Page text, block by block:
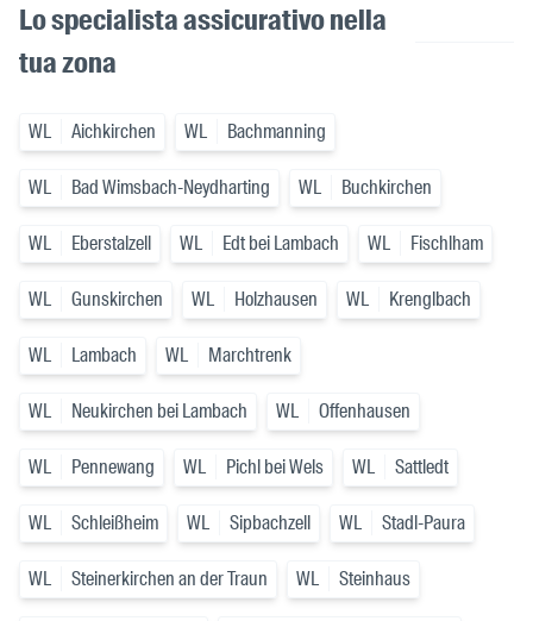
Lo specialista assicurativo nella
tua zona
WL Aichkirchen WL Bachmanning
WL Bad Wimsbach-Neydharting WL Buchkirchen
WL Eberstalzell WL Edt bei Lambach WL Fischlham
WL Gunskirchen WL Holzhausen WL Krenglbach
WL Lambach WL Marchtrenk
WL Neukirchen bei Lambach WL Offenhausen
WL Pennewang WL Pichl bei Wels WL Sattledt
WL Schleißheim WL Sipbachzell WL Stadl-Paura
WL Steinerkirchen an der Traun WL Steinhaus